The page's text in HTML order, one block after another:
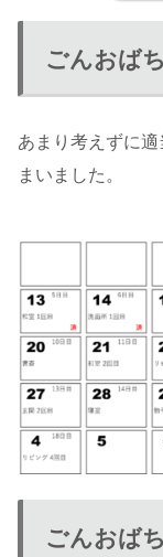
ごんおば
あまり考えずに
まいました。
ごんおば